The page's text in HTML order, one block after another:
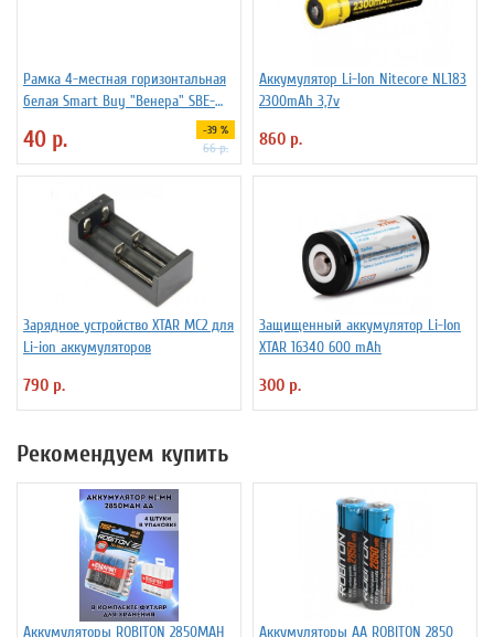
Рамка 4-местная горизонтальная
белая Smart Buy "Венера" SBE-
40 р. -39 %
66 р.
Аккумулятор Li-Ion Niteсore NL183
2300mAh 3,7v
860 р.
Зарядное устройство XTAR MC2 для
Li-ion аккумуляторов
790 р.
Защищенный аккумулятор Li-Ion
XTAR 16340 600 mAh
300 р.
Рекомендуем купить
Аккумуляторы ROBITON 2850MAH
Аккумуляторы АА ROBITON 2850